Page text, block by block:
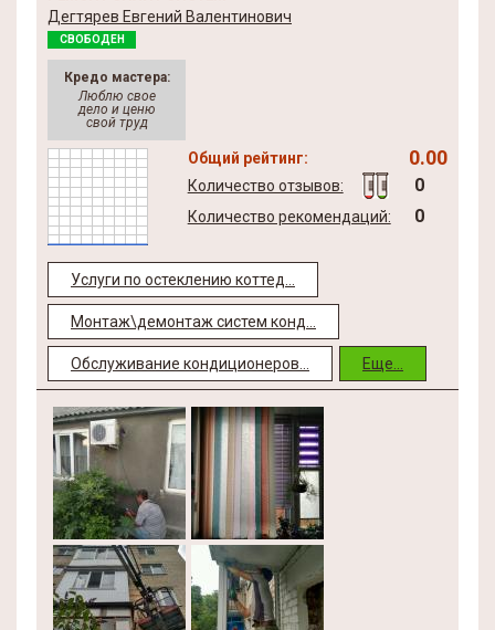
Дегтярев Евгений Валентинович
СВОБОДЕН
Кредо мастера:
Люблю свое
дело и ценю
свой труд
Общий рейтинг: 0.00
Количество отзывов: 0
Количество рекомендаций: 0
Услуги по остеклению коттед...
Монтаж\демонтаж систем конд...
Обслуживание кондиционеров... Еще...